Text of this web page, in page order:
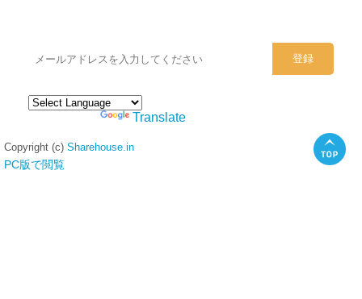
Translate
Copyright (c) Sharehouse.in
PC版で閲覧